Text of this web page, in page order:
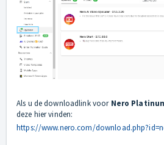
Als u de downloadlink voor Nero
deze hier vinden:
https://www.nero.com/